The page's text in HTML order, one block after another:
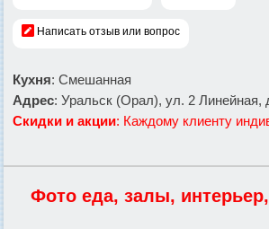
Написать отзыв или вопрос
Кухня: Смешанная
Адрес: Уральск (Орал), ул. 2 Линейная,
Скидки и акции: Каждому клиенту
Фото еда, залы,